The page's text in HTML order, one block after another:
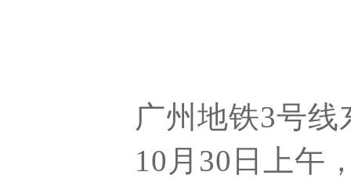
广州地铁3号
10月30日上午